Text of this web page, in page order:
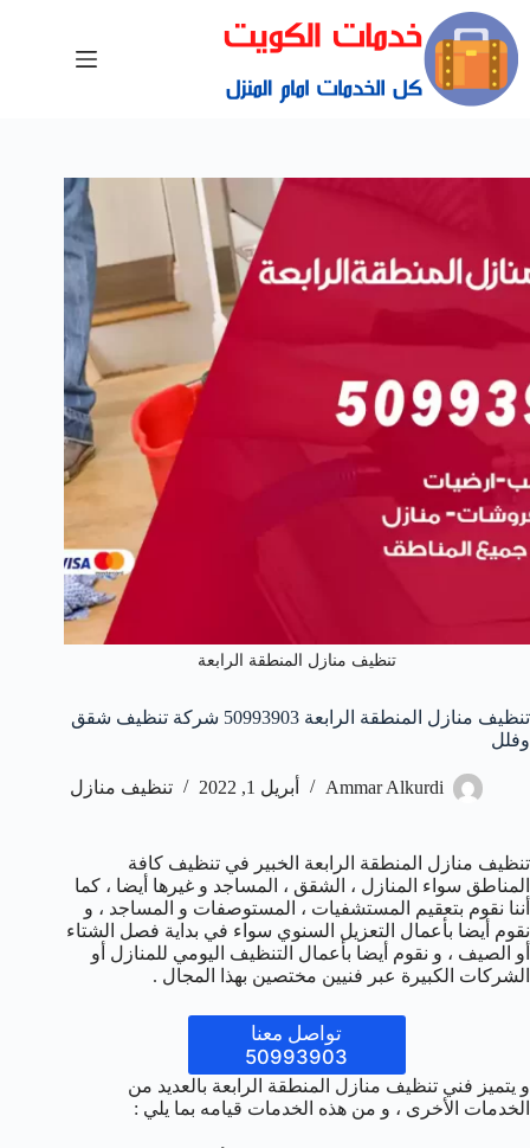
تنظيف منازل المنطقة الرابعة
تنظيف منازل المنطقة الرابعة 50993903‬ شركة تنظيف شقق
وفلل
Ammar Alkurdi أبريل 1, 2022 تنظيف منازل
تنظيف منازل المنطقة الرابعة الخبير في تنظيف كافة
المناطق سواء المنازل ، الشقق ، المساجد و غيرها أيضا ، كما
أننا نقوم بتعقيم المستشفيات ، المستوصفات و المساجد ، و
نقوم أيضا بأعمال التعزيل السنوي سواء في بداية فصل الشتاء
أو الصيف ، و نقوم أيضا بأعمال التنظيف اليومي للمنازل أو
الشركات الكبيرة عبر فنيين مختصين بهذا المجال .
تواصل معنا
50993903
و يتميز فني تنظيف منازل المنطقة الرابعة بالعديد من
الخدمات الأخرى ، و من هذه الخدمات قيامه بما يلي :